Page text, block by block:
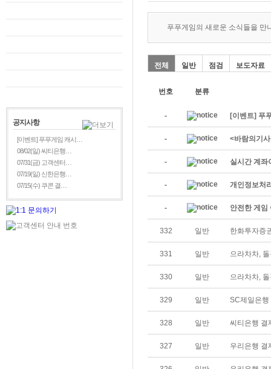
공지사항
[이벤트] 푸푸게임 캐시…
08/02(일) 씨티은행…
07/31(금) 고객센터…
07/19(일) 신한은행…
07/15(수) 쿠콘 결…
푸푸게임의 새로운 소식들을 만
전체 일반 점검 보도자료
번호 분류
- [이벤트] 푸
- <바람의기
- 실시간 계좌
- 개인정보처
- 안전한 게임
332 일반 한화투자증
331 일반 으라차차,
330 일반 으라차차,
329 일반 SC제일은행
328 일반 씨티은행 결
327 일반 우리은행 결